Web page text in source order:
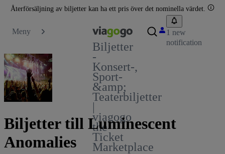
Återförsäljning av biljetter kan ha ett pris över det nominella värdet.
Meny
Biljetter
-
Konsert-,
Sport-
&amp;
Teaterbiljetter
|
viagogo
the
Ticket
Marketplace
1 new
notification
Biljetter till Luminescent
Anomalies